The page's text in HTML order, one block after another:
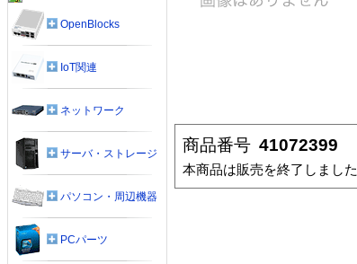
商品番号 41072399
本商品は販売を終了しました
OpenBlocks
IoT関連
ネットワーク
サーバ・ストレージ
パソコン・周辺機器
PCパーツ